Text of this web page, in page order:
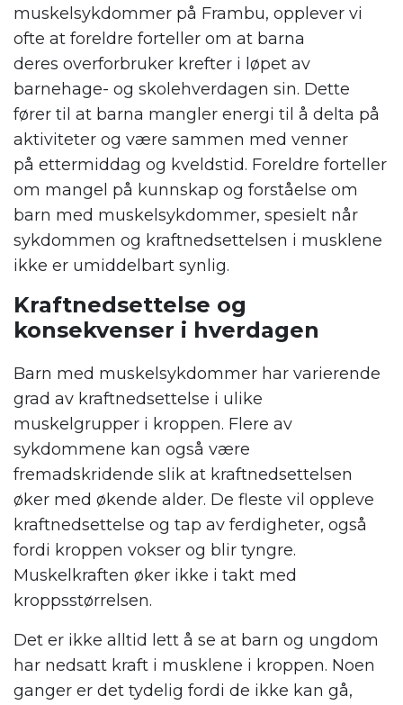
muskelsykdommer på Frambu, opplever vi
ofte at foreldre forteller om at barna
deres overforbruker krefter i løpet av
barnehage- og skolehverdagen sin. Dette
fører til at barna mangler energi til å delta på
aktiviteter og være sammen med venner
på ettermiddag og kveldstid. Foreldre forteller
om mangel på kunnskap og forståelse om
barn med muskelsykdommer, spesielt når
sykdommen og kraftnedsettelsen i musklene
ikke er umiddelbart synlig.
Kraftnedsettelse og
konsekvenser i hverdagen
Barn med muskelsykdommer har varierende
grad av kraftnedsettelse i ulike
muskelgrupper i kroppen. Flere av
sykdommene kan også være
fremadskridende slik at kraftnedsettelsen
øker med økende alder. De fleste vil oppleve
kraftnedsettelse og tap av ferdigheter, også
fordi kroppen vokser og blir tyngre.
Muskelkraften øker ikke i takt med
kroppsstørrelsen.
Det er ikke alltid lett å se at barn og ungdom
har nedsatt kraft i musklene i kroppen. Noen
ganger er det tydelig fordi de ikke kan gå,